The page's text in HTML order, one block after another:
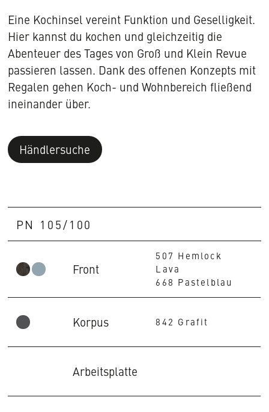
öffnen
Eine Kochinsel vereint Funktion und Geselligkeit.
Hier kannst du kochen und gleichzeitig die
Abenteuer des Tages von Groß und Klein Revue
passieren lassen. Dank des offenen Konzepts mit
Regalen gehen Koch- und Wohnbereich fließend
ineinander über.
Händlersuche
PN 105/100
Front
507 Hemlock
Lava
668 Pastelblau
Korpus 842 Grafit
Arbeitsplatte